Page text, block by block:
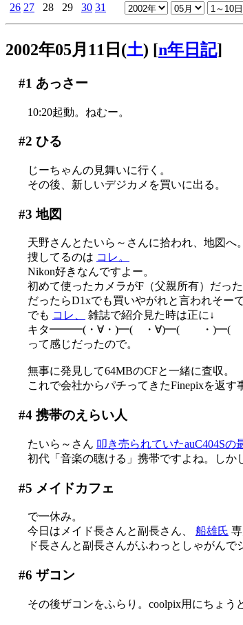
26 27 28 29 30 31
2002年05月11日(土) [n年日記]
#1 あっさー
10:20起動。ねむー。
#2 ひる
じーちゃんの見舞いに行く。
その後、新しいデジカメを買いに出る。
#3 地図
天野さんとたいら～さんに拾われ、地図へ。
捜してるのは コレ。
Nikon好きなんですよー。
初めて使ったカメラがF（父親所有）だっ
だったらD1xでも買いやがれと言われそー
でも コレ、
雑誌で紹介見た時は正に↓
キタ━━━(・∀・)━( ・∀)━( ・
って感じだったので。
無事に発見して64MBのCFと一緒に査収。
これで会社からパチってきたFinepixを返す
#4携帯のえらい人
たいら～さん 叩き売られていたauC404S
初代「音楽の聴ける」携帯ですよね。しか
#5 メイドカフェ
で一休み。
今日はメイド長さんと副長さん、 船雄氏
ド長さんと副長さんがふわっとしゃがん
#6 ザコン
その後ザコンをふらり。coolpix用にちょう